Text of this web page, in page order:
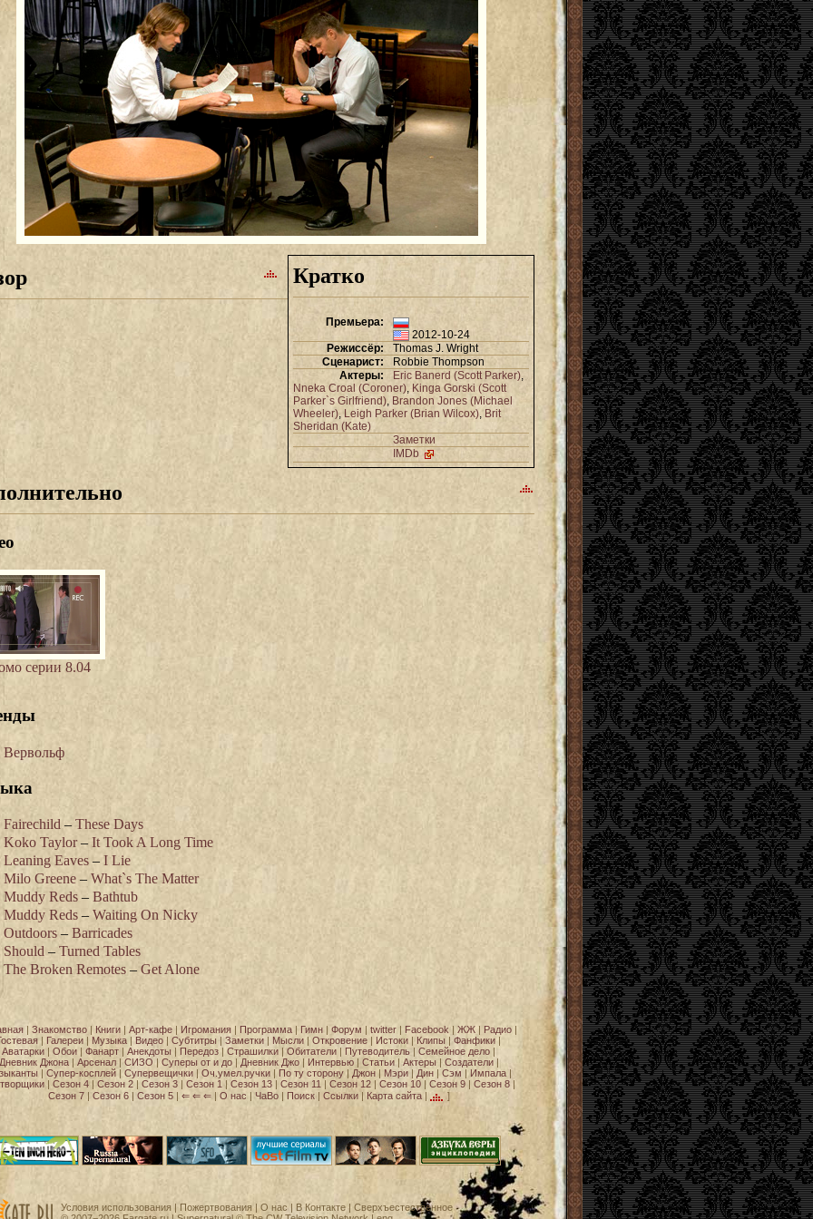
Кратко
Премьера:
2012-10-24
Режиссёр:
Thomas J. Wright
Сценарист:
Robbie Thompson
Актеры:
Eric Banerd (Scott Parker),
Nneka Croal (Coroner), Kinga Gorski (Scott
Parker`s Girlfriend), Brandon Jones (Michael
Wheeler),Leigh Parker (Brian Wilcox), Brit
Sheridan (Kate)
Заметки
IMDb
серии 8.04
Вервольф
Fairechild–These Days
Koko Taylor–It Took A Long Time
Leaning Eaves–I Lie
Milo Greene–What`s The Matter
Muddy Reds– Bathtub
Muddy Reds–Waiting On Nicky
Outdoors–Barricades
Should–Turned Tables
The Broken Remotes –Get Alone
| Знакомство| Книги| Арт-кафе| Игромания| Программа| Гимн| Форум twitter| Facebook| ЖЖ| Радио|
Галереи Музыка Видео Субтитры Заметки Мысли Откровение Истоки Клипы Фанфики
Аватарки
Обои Фанарт Анекдоты Передоз Страшилки Обитатели Путеводитель Семейное дело
Джона| Арсенал| СИЗО Суперы от и до| Дневник Джо| Интервью| Статьи| Актеры Создатели|
Супер-косплей Супервещички Оч.умел.ручки По ту сторону Джон Мэри Дин Сэм Импала
Сезон 4 Сезон 2 Сезон 3 Сезон 1 | Сезон 13 Сезон 11 Сезон 12 Сезон 10 Сезон 9 Сезон 8
Сезон 7| Сезон 6| Сезон 5| ⇐ ⇐ ⇐| О нас ЧаВо| Поиск| Ссылки| Карта сайта| ]
Условия использования Пожертвования О нас В Контакте | Сверхъестественное